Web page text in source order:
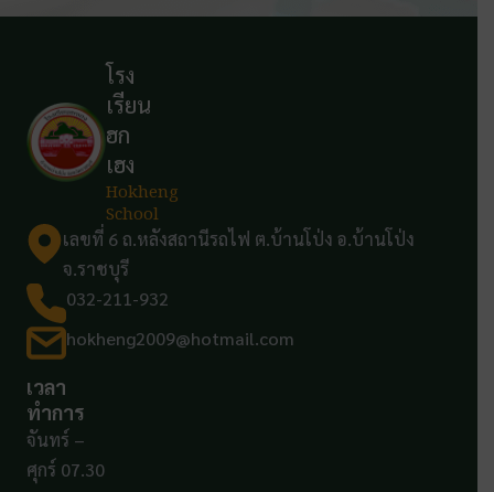
โรง
เรียน
ฮก
เฮง
Hokheng
School
เลขที่ 6 ถ.หลังสถานีรถไฟ ต.บ้านโป่ง อ.บ้านโป่ง
จ.ราชบุรี
032-211-932
hokheng2009@hotmail.com
เวลา
ทำการ
จันทร์ –
ศุกร์ 07.30